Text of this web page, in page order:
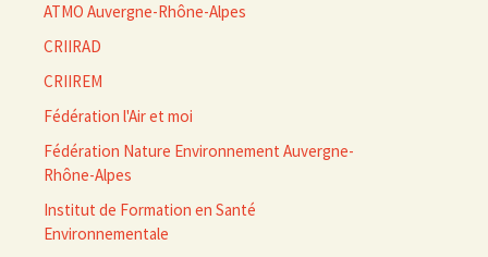
ATMO Auvergne-Rhône-Alpes
CRIIRAD
CRIIREM
Fédération l'Air et moi
Fédération Nature Environnement Auvergne-
Rhône-Alpes
Institut de Formation en Santé
Environnementale